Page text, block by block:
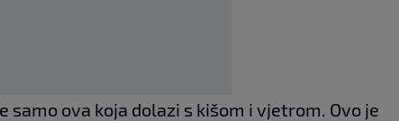
samo ova koja dolazi s kišom i vjetrom. Ovo je